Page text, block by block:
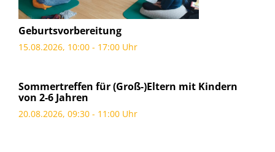
Geburtsvorbereitung
15.08.2026, 10:00 - 17:00 Uhr
Sommertreffen für (Groß-)Eltern mit Kindern
von 2-6 Jahren
20.08.2026, 09:30 - 11:00 Uhr